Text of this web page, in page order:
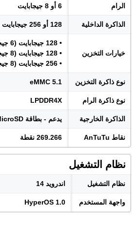
الرام 6 أو 8 جيجابايت
الذاكرة الداخلية 128 أو 256 جيجابايت
خيارات التخزين
• 128 جيجابايت (6 جيجابايت)
• 128 جيجابايت (8 جيجابايت)
• 256 جيجابايت (8 جيجابايت)
نوع ذاكرة التخزين eMMC 5.1
نوع ذاكرة الرام LPDDR4X
الذاكرة الخارجية يدعم - بطاقة MicroSD
نقاط AnTuTu 269.266 نقطة
نظام التشغيل
نظام التشغيل اندرويد 14
واجهة المستخدم HyperOS 1.0